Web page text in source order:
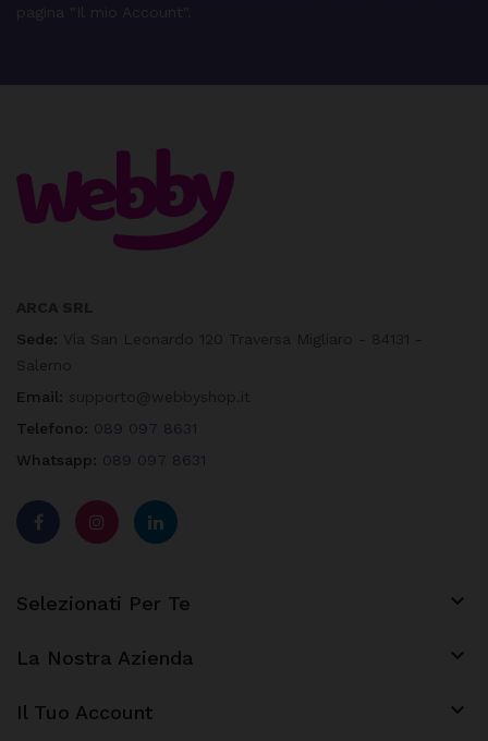
pagina "Il mio Account".
Sede:
Email:
Telefono: 089 097 8631
Whatsapp: 089 097 8631
Selezionati Per Te 
La Nostra Azienda 
Il Tuo Account keyboard_arrow_down